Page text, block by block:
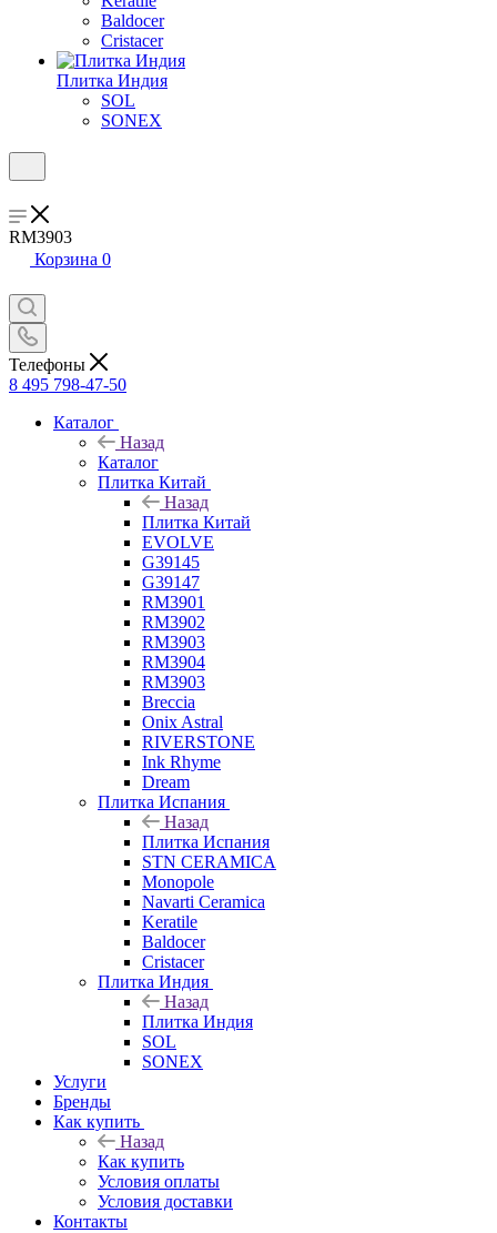
Baldocer
Cristacer
Плитка Индия
SOL
SONEX
RM3903
Корзина 0
Телефоны
8 495 798-47-50
Каталог
Назад
Каталог
Плитка Китай
Назад
Плитка Китай
EVOLVE
G39145
G39147
RM3901
RM3902
RM3903
RM3904
RM3903
Breccia
Onix Astral
RIVERSTONE
Ink Rhyme
Dream
Плитка Испания
Назад
Плитка Испания
STN CERAMICA
Monopole
Navarti Ceramica
Keratile
Baldocer
Cristacer
Плитка Индия
Назад
Плитка Индия
SOL
SONEX
Услуги
Бренды
Как купить
Назад
Как купить
Условия оплаты
Условия доставки
Контакты